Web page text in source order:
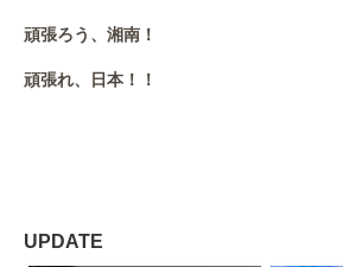
頑張ろう、湘南！
頑張れ、日本！！
UPDATE